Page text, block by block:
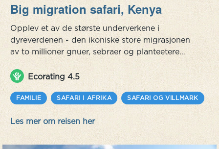
Big migration safari, Kenya
Opplev et av de største underverkene i
dyreverdenen - den ikoniske store migrasjonen
av to millioner gnuer, sebraer og planteetere
som beveger seg mellom Serengeti i Tanzania
og Masai Mara i Kenya. Fra juni til september er
det høysesong for safari, og den store
migrasjonen er i full gang. Under afrikansk sol
og klarblå himmel tar millioner av gnuer, sebraer
og gaseller veien inn i Masai Mara. ...
Ecorating 4.5
FAMILIE SAFARI I AFRIKA SAFARI OG VILLMARK
Les mer om reisen her